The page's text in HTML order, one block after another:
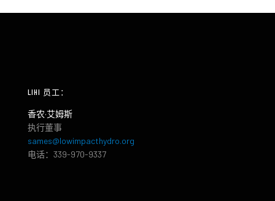
LIHI 员工：
香农·艾姆斯
执行董事
sames@lowimpacthydro.org
电话：339-970-9337